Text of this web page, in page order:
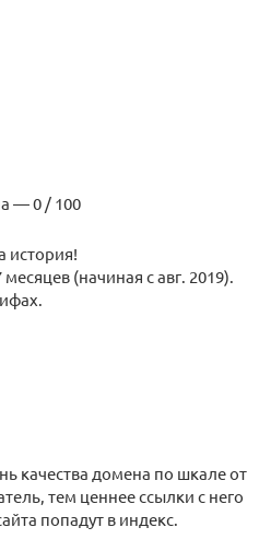
— 0 / 100
история!
(начиная с авг. 2019).
качества домена по шкале от
тем ценнее ссылки с него
попадут в индекс.